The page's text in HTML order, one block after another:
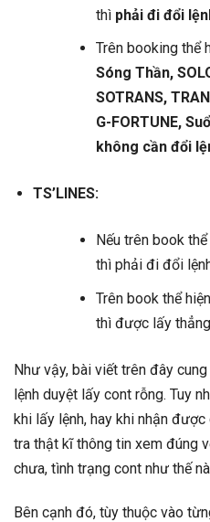
thì phải đi đổi
Trên booking thể
Sóng Thần,
SOTRANS,
G-FORTUNE,
không cần đổi
TS’LINES:
Nếu trên book
thì phải đi đổi
Trên book thể
thì được lấy
Như vậy, bài viết trên đây
lệnh duyệt lấy cont rỗng. Tuy
khi lấy lệnh, hay khi nhận
tra thật kĩ thông tin xem đúng
chưa, tình trạng cont như thế
Bên cạnh đó, tùy thuộc vào